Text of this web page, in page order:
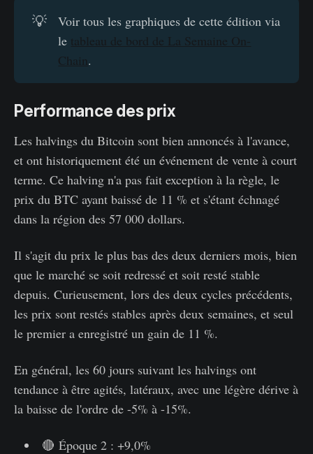
💡
Voir tous les graphiques de cette édition via
le tableau de bord de La Semaine On-
Chain.
Performance des prix
Les halvings du Bitcoin sont bien annoncés à l'avance,
et ont historiquement été un événement de vente à court
terme. Ce halving n'a pas fait exception à la règle, le
prix du BTC ayant baissé de 11 % et s'étant échnagé
dans la région des 57 000 dollars.
Il s'agit du prix le plus bas des deux derniers mois, bien
que le marché se soit redressé et soit resté stable
depuis. Curieusement, lors des deux cycles précédents,
les prix sont restés stables après deux semaines, et seul
le premier a enregistré un gain de 11 %.
En général, les 60 jours suivant les halvings ont
tendance à être agités, latéraux, avec une légère dérive à
la baisse de l'ordre de -5% à -15%.
🔴 Époque 2 : +9,0%